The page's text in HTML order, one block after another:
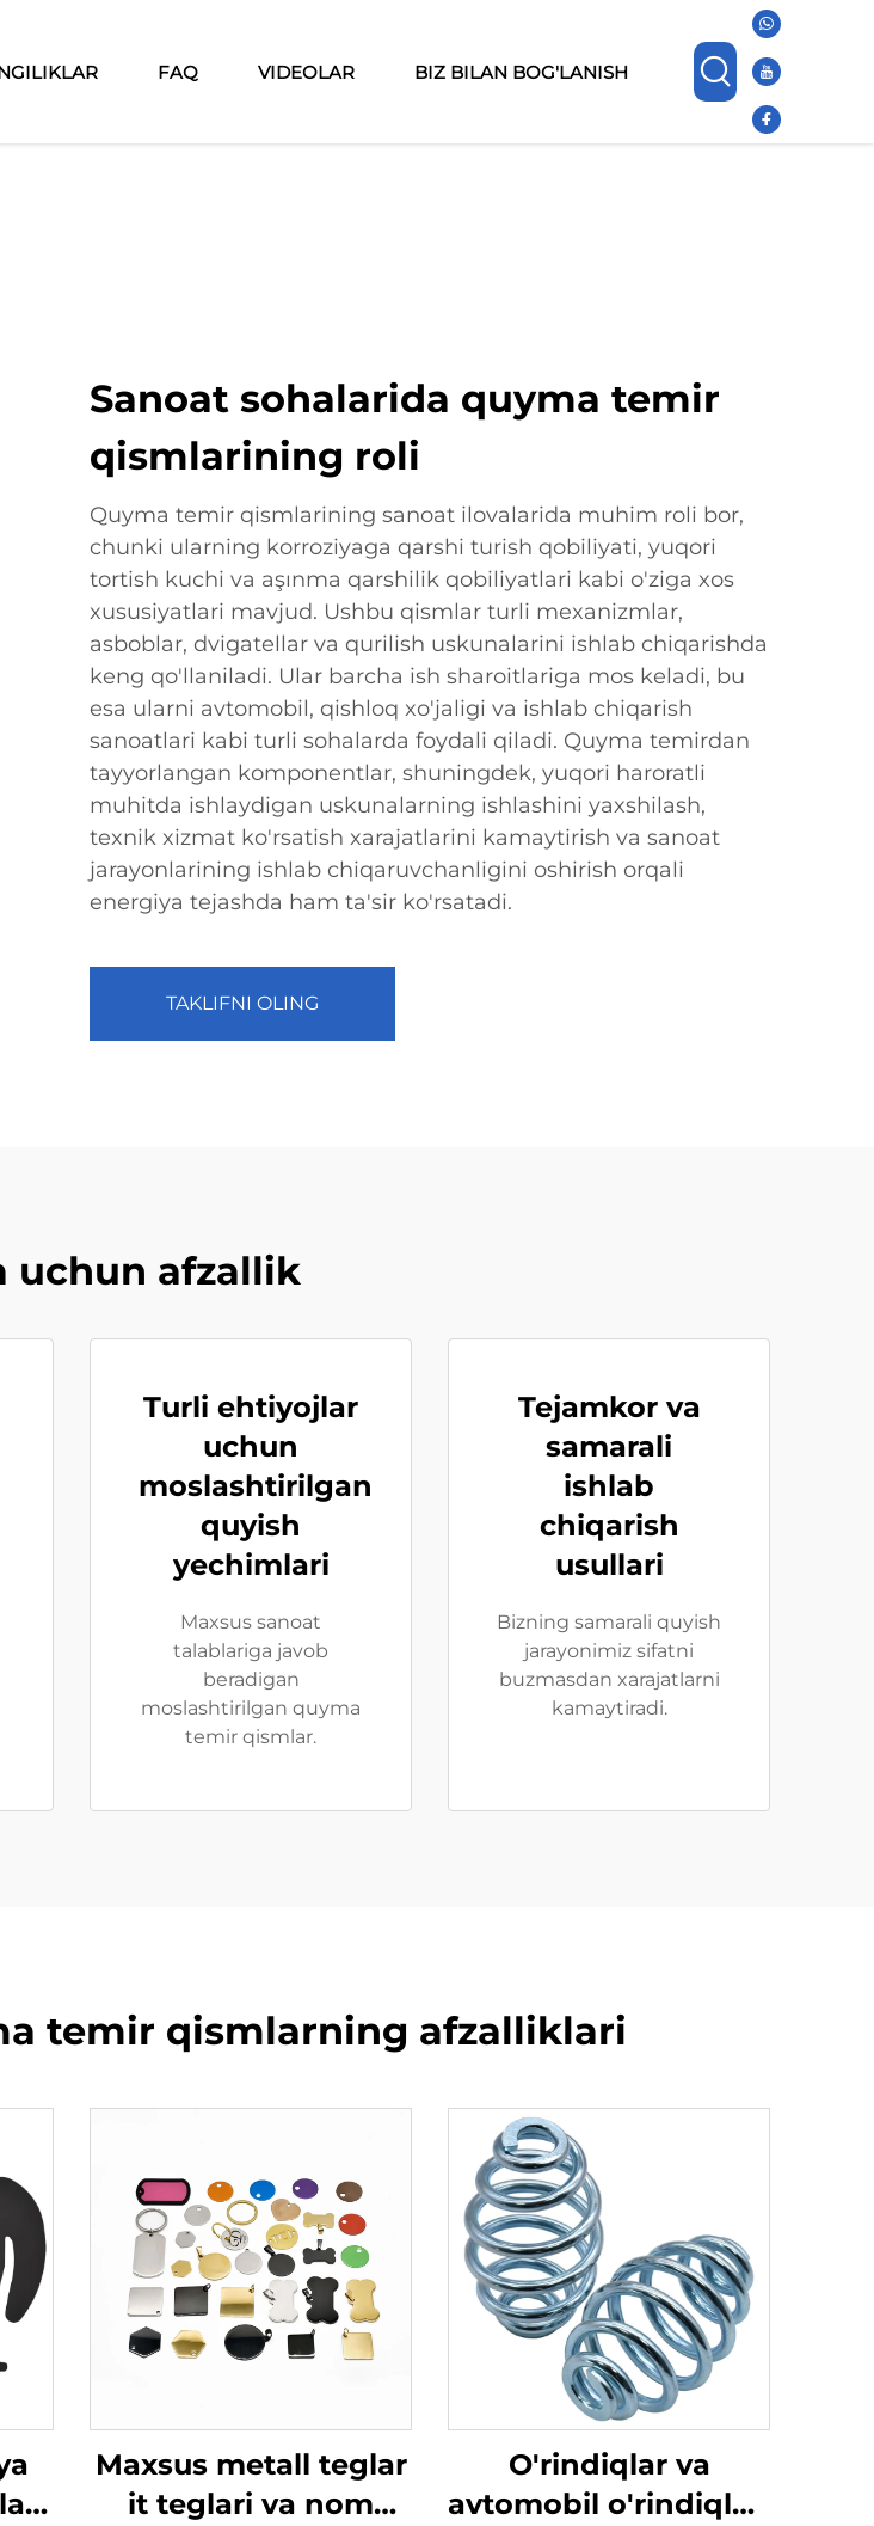
FAQ VIDEOLAR BIZ BILAN BOG'LANISH
Sanoat sohalarida quyma temir
qismlarining roli
Quyma temir qismlarining sanoat ilovalarida muhim roli bor,
chunki ularning korroziyaga qarshi turish qobiliyati, yuqori
tortish kuchi va aşınma qarshilik qobiliyatlari kabi o'ziga xos
xususiyatlari mavjud. Ushbu qismlar turli mexanizmlar,
asboblar, dvigatellar va qurilish uskunalarini ishlab chiqarishda
keng qo'llaniladi. Ular barcha ish sharoitlariga mos keladi, bu
esa ularni avtomobil, qishloq xo'jaligi va ishlab chiqarish
sanoatlari kabi turli sohalarda foydali qiladi. Quyma temirdan
tayyorlangan komponentlar, shuningdek, yuqori haroratli
muhitda ishlaydigan uskunalarning ishlashini yaxshilash,
texnik xizmat ko'rsatish xarajatlarini kamaytirish va sanoat
jarayonlarining ishlab chiqaruvchanligini oshirish orqali
energiya tejashda ham ta'sir ko'rsatadi.
TAKLIFNI OLING
uchun afzallik
Turli ehtiyojlar
uchun
moslashtirilgan
quyish
yechimlari
Maxsus sanoat
talablariga javob
beradigan
moslashtirilgan quyma
temir qismlar.
Tejamkor va
samarali
ishlab
chiqarish
usullari
Bizning samarali quyish
jarayonimiz sifatni
buzmasdan xarajatlarni
kamaytiradi.
temir qismlarning afzalliklari
Maxsus metall teglar
it teglari va nom
O'rindiqlar va
avtomobil o'rindiqlari